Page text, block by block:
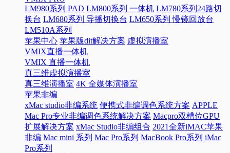
LM980系列 PAD LM800系列 一体机 LM780系列24路切
换台 LM680系列 导播切换台 LM650系列 慢镜回放台
LM510A系列
苹果中心 苹果版dit解决方案 虚拟演播室
VMIX直播一体机
VMIX 直播一体机
真三维虚拟演播室
真三维演播室 4K 全媒体演播室
苹果非编
xMac studio非编系统 便携式非编调色系统方案 APPLE
Mac Pro专业非编调色系统解决方案 Macpro双槽位GPU
扩展解决方案 xMac Studio非编组合 2021全新iMAC苹果
非编 Mac mini 系列 Mac Pro系列 MacBook Pro系列 iMac
Pro系列